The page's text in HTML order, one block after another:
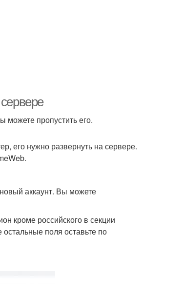
можете пропустить его.
его нужно развернуть на сервере.
аккаунт. Вы можете
кроме российского в секции
поля оставьте по